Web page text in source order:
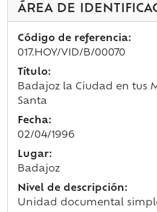
ÁREA DE
Código de referencia:
017.HOY/VID/B/00070
Título:
Badajoz la Ciudad en tus
Santa
Fecha:
02/04/1996
Lugar:
Badajoz
Nivel de descripción:
Unidad documental